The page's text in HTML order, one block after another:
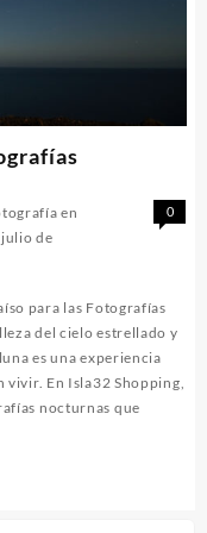
en
de
0
para las Fotografías
del cielo estrellado y
es una experiencia
vivir. En Isla32 Shopping,
nocturnas que